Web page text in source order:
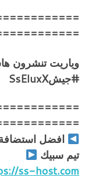
وياريت تنشرون
#جيشSsEluxX
تيم سبيك
ss-host.com